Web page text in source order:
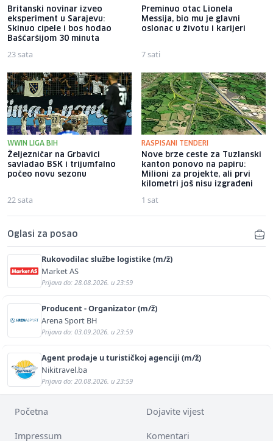
Britanski novinar izveo
eksperiment u Sarajevu:
Skinuo cipele i bos hodao
Baščaršijom 30 minuta
23 sata
Preminuo otac Lionela
Messija, bio mu je glavni
oslonac u životu i karijeri
7 sati
WWIN LIGA BIH
Željezničar na Grbavici
savladao BSK i trijumfalno
počeo novu sezonu
22 sata
RASPISANI TENDERI
Nove brze ceste za Tuzlanski
kanton ponovo na papiru:
Milioni za projekte, ali prvi
kilometri još nisu izgrađeni
1 sat
Oglasi za posao
Rukovodilac službe logistike (m/ž)
Market AS
Prijava do: 28.08.2026. u 23:59
Producent - Organizator (m/ž)
Arena Sport BH
Prijava do: 03.09.2026. u 23:59
Agent prodaje u turističkoj agenciji (m/ž)
Nikitravel.ba
Prijava do: 20.08.2026. u 23:59
Početna Dojavite vijest
Impressum Komentari